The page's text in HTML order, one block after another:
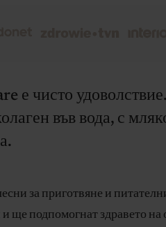
е чисто
във вода, с
за приготвяне и
ще подпомогнат здравето